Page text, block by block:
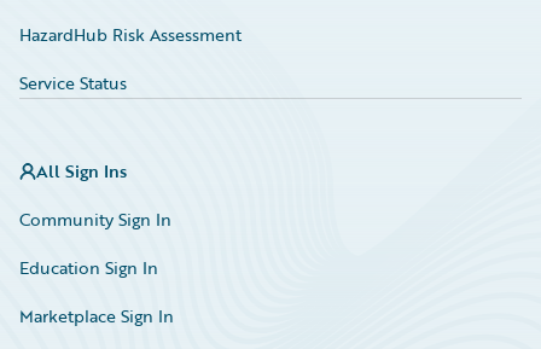
HazardHub Risk Assessment
Service Status
All Sign Ins
Community Sign In
Education Sign In
Marketplace Sign In